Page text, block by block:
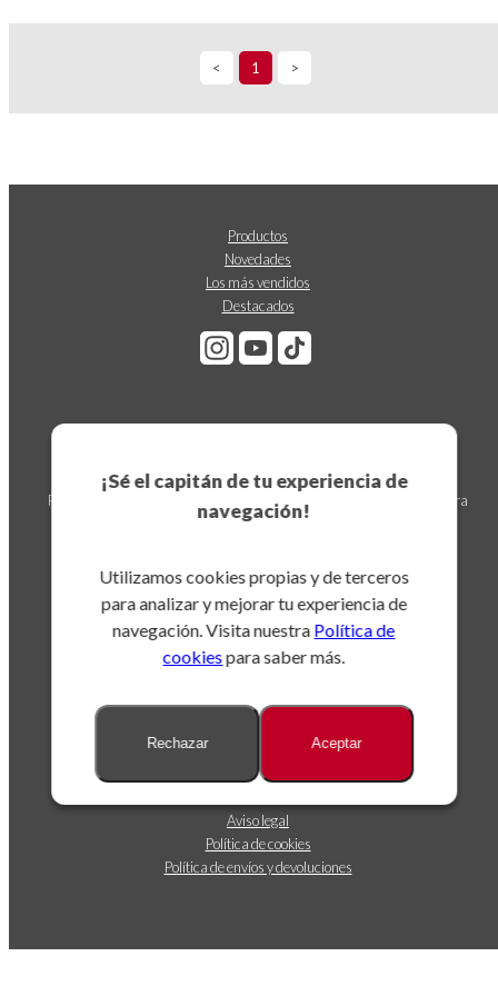
¡Sé el capitán de tu experiencia de
navegación!
Utilizamos cookies propias y de terceros
para analizar y mejorar tu experiencia de
navegación. Visita nuestra Política de
cookiespara saber más.
Rechazar Aceptar
< 1 >
Productos
Novedades
Los más vendidos
Destacados
Puedes darte de baja en cualquier momento. Para ello, consulta nuestra
información de contacto en el aviso legal.
Contáctanos
Aviso legal
Política de cookies
Política de envíos y devoluciones